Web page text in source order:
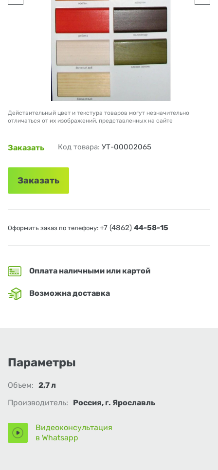
Действительный цвет и текстура товаров могут незначительно
отличаться от их изображений, представленных на сайте
Заказать Код товара: УТ-00002065
Заказать
Оформить заказ по телефону: +7 (4862) 44-58-15
Оплата наличными или картой
Возможна доставка
Параметры
Объем: 2,7 л
Производитель:
Россия, г. Ярославль
Видеоконсультация
в Whatsapp